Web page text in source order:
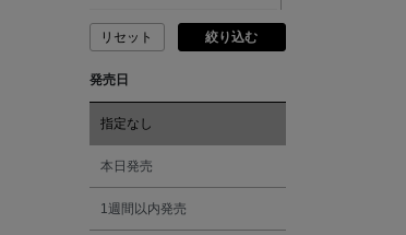
ANDERSONS
ANYA HINDMARCH
ARCS LONDON
ピンク
レッド
オレンジ
シルバー
リセット 絞り込む
発売日
指定なし
本日発売
1週間以内発売